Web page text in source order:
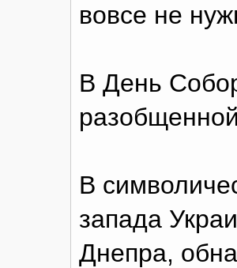
вовсе не
В День
В
запада
Днепра,